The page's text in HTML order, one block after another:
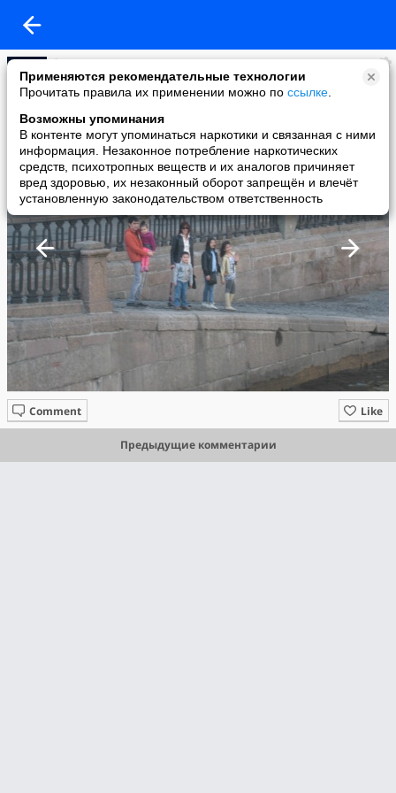
Применяются рекомендательные технологии
Прочитать правила их применении можно по ссылке
Возможны упоминания
В контенте могут упоминаться наркотики и связанная с ними
информация. Незаконное потребление наркотических
средств, психотропных веществ и их аналогов причиняет
вред здоровью, их незаконный оборот запрещён и влечёт
установленную законодательством ответственность
feruza
added a photo
05 Jul в 14:02
Like
Comment
Предыдущие комментарии